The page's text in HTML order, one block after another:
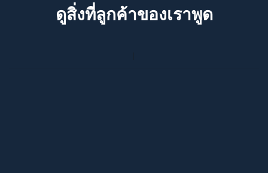
ดูสิ่งที่ลูกค้าของเราพูด